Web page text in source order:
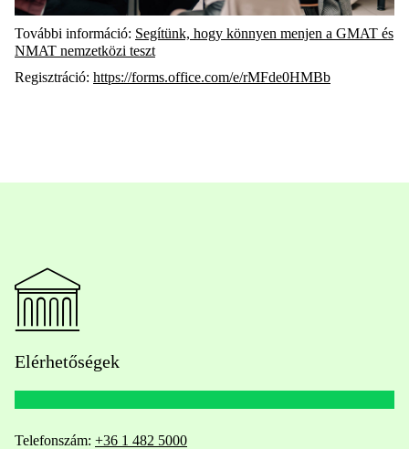
További információ: Segítünk, hogy könnyen menjen a GMAT és
NMAT nemzetközi teszt
Regisztráció: https://forms.office.com/e/rMFde0HMBb
Elérhetőségek
Telefonszám: +36 1 482 5000